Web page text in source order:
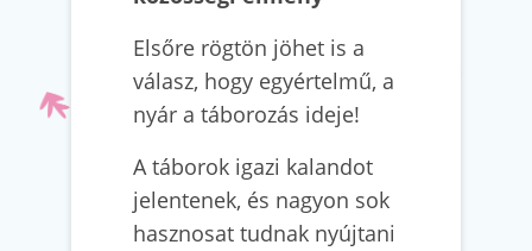
Elsőre rögtön jöhet is a
válasz, hogy egyértelmű, a
nyár a táborozás ideje!
A táborok igazi kalandot
jelentenek, és nagyon sok
hasznosat tudnak nyújtani